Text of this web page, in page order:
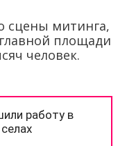
сцены митинга,
площади
человек.